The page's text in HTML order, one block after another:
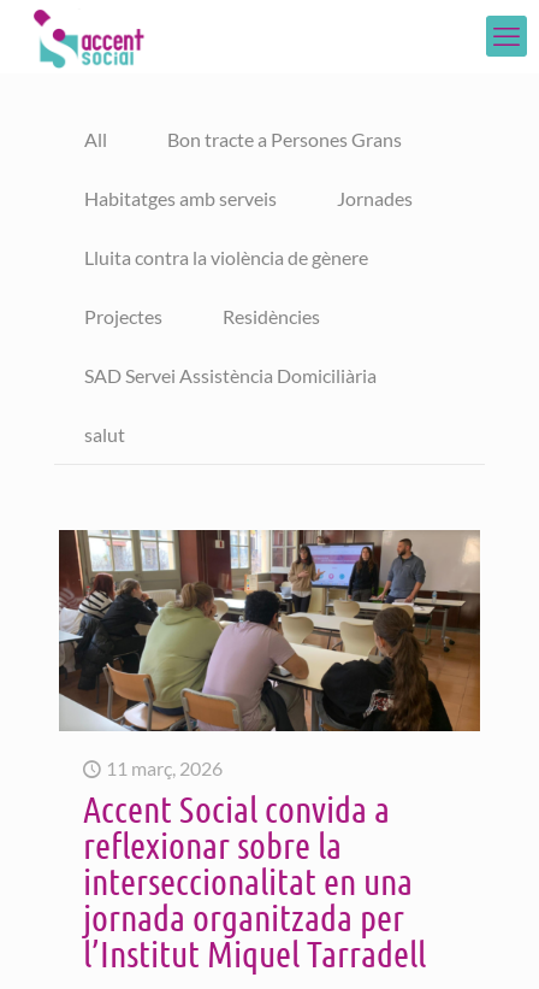
All Bon tracte a Persones Grans
Habitatges amb serveis Jornades
Lluita contra la violència de gènere
Projectes Residències
SAD Servei Assistència Domiciliària
salut
11 març, 2026
Accent Social convida a
reflexionar sobre la
interseccionalitat en una
jornada organitzada per
l’Institut Miquel Tarradell